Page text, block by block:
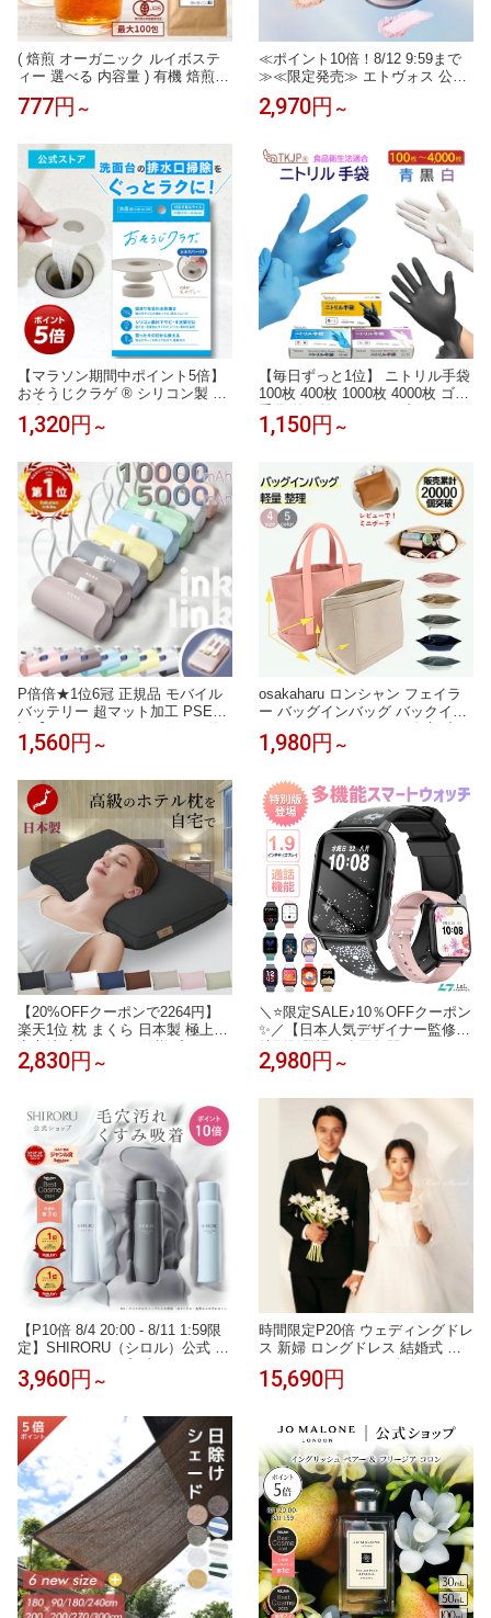
( 焙煎 オーガニック ルイボステ
ィー 選べる 内容量 ) 有機 焙煎
ルイボスティー 送料無料 ルイボ
ス ティーバッグ ノンカフェイン
娠中 マタニティー
777円 ～
≪ポイント10倍！8/12 9:59まで
≫≪限定発売≫ エトヴォス 公式(
ETVOS ) セラミド フェイスパウ
ダー UV 日焼け止め パウダー 紫
版》 「 ミネラルUVパウダーAZ
」 SPF50 PA++++ 個数限定 【3
0日間返品保証】
2,970円 ～
【マラソン期間中ポイント5倍】
おそうじクラゲ ® シリコン製 洗
面台用 ヘアキャッチャー 口径3.
2〜4.5cm対応 排水口 ゴミ受け
ない 排水スムーズ 特許取得済
1,320円 ～
【毎日ずっと1位】 ニトリル手袋
100枚 400枚 1000枚 4000枚 ゴム
手袋 使い捨て グローブ ニトリル
青 白 黒 ニトリル手袋 パウダー
トリルゴム手袋 SS S M L ニトリ
ル 手袋 介護 手袋 作業 手袋 使い
捨て 送料無料
1,150円 ～
P倍倍★1位6冠 正規品 モバイル
バッテリー 超マット加工 PSE認
証【200円offクーポン2個目に使
える】大容量 小型 軽量 ミニ iPh
ケーブル内蔵 Android Type-c ラ
イトニング アイフォン アンドロ
イド 充電器 急速 急速充電器 500
0/10000mAh
1,560円 ～
osakaharu ロンシャン フェイラ
ー バッグインバッグ バックイン
バック インナーバッグ 自立 小さ
め 大きめ フェルト インナーバッ
CUCCI ルイ・ヴィトン イエナ適
応 水筒ポケット a4 軽量 整理 仕
切り付き
1,980円 ～
【20%OFFクーポンで2264円】
楽天1位 枕 まくら 日本製 極上の
寝心地 高級 ホテル仕様プレミア
ム枕 ふわふ いびき対策 わ 高さ
横向き寝対応 丸洗いOK 63×43c
m 送料無料
2,830円 ～
＼⭐限定SALE♪10％OFFクーポン
✨／【日本人気デザイナー監修
特別版登場！楽天年間ランキング
1位】レディーススマートウォッ
機能 24時間健康管理 1.9インチ大
画面 IP68防水 歩数計 心拍数 着
信通知 睡眠モード 音楽製御 iPho
ne/Android対応
2,980円 ～
【P10倍 8/4 20:00 - 8/11 1:59限
定】SHIRORU（シロル）公式 ク
ルド 炭酸洗顔 毛穴 洗顔 くすみ
め 泡パック 保湿（120g× 1本 ）
3,960円 ～
時間限定P20倍 ウェディングドレ
ス 新婦 ロングドレス 結婚式 ウ
花嫁 前撮り エレガント サテン
ドレス 海外挙式 セミオーダー お
しゃれ フォト婚 オフホワイト w
edding dress
15,690円